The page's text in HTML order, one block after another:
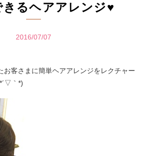
きるヘアアレンジ♥
2016/07/07
お客さまに簡単ヘアアレンジをレクチャー
｀*)